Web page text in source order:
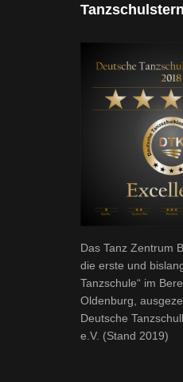
Das Tanz Zentrum
die erste und
Tanzschule“ im
Oldenburg,
Deutsche
e.V. (Stand 2019)